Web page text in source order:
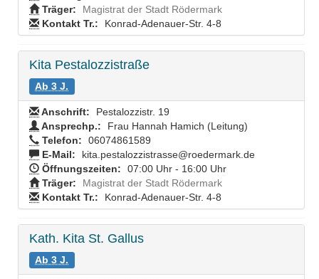
Träger:
Magistrat der Stadt Rödermark
Kontakt Tr.:
Konrad-Adenauer-Str. 4-8
Kita Pestalozzistraße
Ab 3 J.
Anschrift:
Pestalozzistr. 19
Ansprechp.:
Frau Hannah Hamich (Leitung)
Telefon:
06074861589
E-Mail:
kita.pestalozzistrasse@roedermark.de
Öffnungszeiten:
07:00 Uhr - 16:00 Uhr
Träger:
Magistrat der Stadt Rödermark
Kontakt Tr.:
Konrad-Adenauer-Str. 4-8
Kath. Kita St. Gallus
Ab 3 J.